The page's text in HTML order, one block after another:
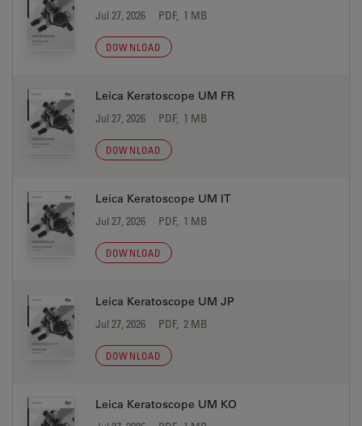
Jul 27, 2026 PDF, 1 MB
DOWNLOAD
Leica Keratoscope UM FR
Jul 27, 2026 PDF, 1 MB
DOWNLOAD
Leica Keratoscope UM IT
Jul 27, 2026 PDF, 1 MB
DOWNLOAD
Leica Keratoscope UM JP
Jul 27, 2026 PDF, 2 MB
DOWNLOAD
Leica Keratoscope UM KO